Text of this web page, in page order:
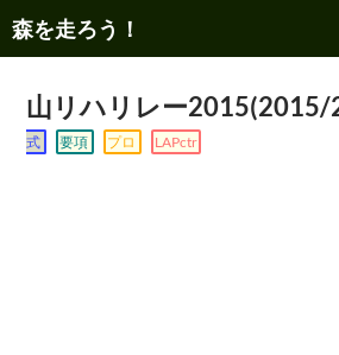
ン森を走ろう！
検
索
山リハリレー2015(2015/
式
要項 プロ LAPctr